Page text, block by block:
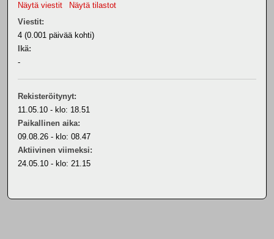
Näytä viestit
Näytä tilastot
Viestit:
4 (0.001 päivää kohti)
Ikä:
-
Rekisteröitynyt:
11.05.10 - klo: 18.51
Paikallinen aika:
09.08.26 - klo: 08.47
Aktiivinen viimeksi:
24.05.10 - klo: 21.15